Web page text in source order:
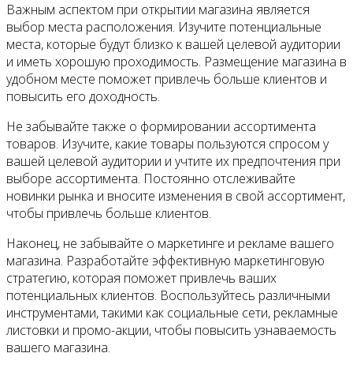
Важным аспектом при открытии магазина является
выбор места расположения. Изучите потенциальные
места, которые будут близко к вашей целевой аудитории
и иметь хорошую проходимость. Размещение магазина в
удобном месте поможет привлечь больше клиентов и
повысить его доходность.
Не забывайте также о формировании ассортимента
товаров. Изучите, какие товары пользуются спросом у
вашей целевой аудитории и учтите их предпочтения при
выборе ассортимента. Постоянно отслеживайте
новинки рынка и вносите изменения в свой ассортимент,
чтобы привлечь больше клиентов.
Наконец, не забывайте о маркетинге и рекламе вашего
магазина. Разработайте эффективную маркетинговую
стратегию, которая поможет привлечь ваших
потенциальных клиентов. Воспользуйтесь различными
инструментами, такими как социальные сети, рекламные
листовки и промо-акции, чтобы повысить узнаваемость
вашего магазина.